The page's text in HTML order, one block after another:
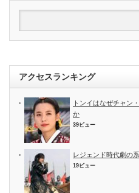
アクセスランキング
トンイはなぜチャン
か
39ビュー
レジェンド時代劇の
19ビュー